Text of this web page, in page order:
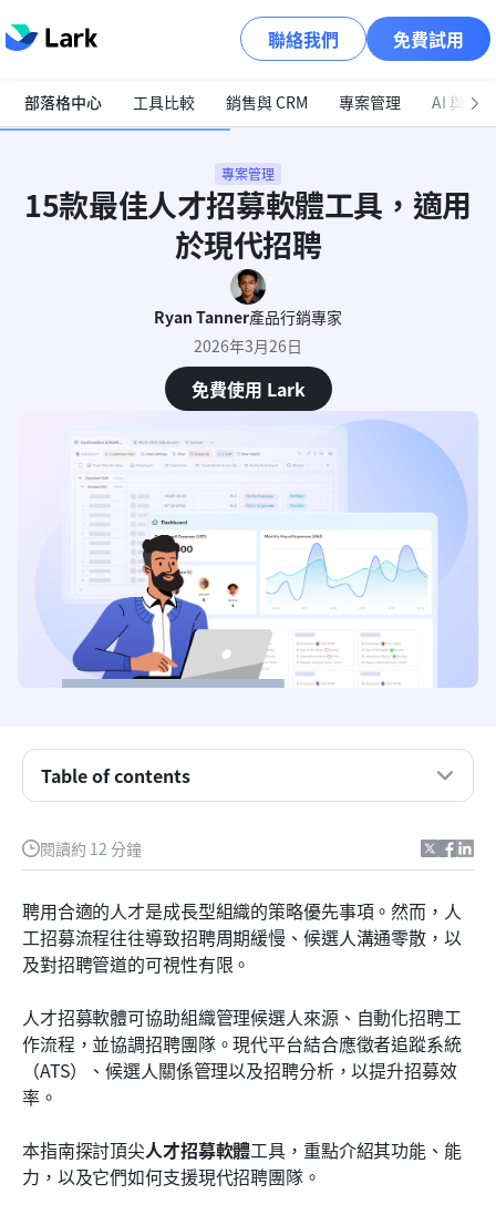
聯絡我們 免費試用
部落格中心 工具比較 銷售與 CRM 專案管理 AI 與自
專案管理
15款最佳人才招募軟體工具，適用
於現代招聘
Ryan Tanner產品行銷專家
2026年3月26日
免費使用 Lark
閱讀約 12 分鐘
聘用合適的人才是成長型組織的策略優先事項。然而，人
工招募流程往往導致招聘周期緩慢、候選人溝通零散，以
及對招聘管道的可視性有限。
人才招募軟體可協助組織管理候選人來源、自動化招聘工
作流程，並協調招聘團隊。現代平台結合應徵者追蹤系統
（ATS）、候選人關係管理以及招聘分析，以提升招募效
率。
本指南探討頂尖人才招募軟體工具，重點介紹其功能、能
力，以及它們如何支援現代招聘團隊。
Table of contents
重點摘要：五個最佳的人才招募軟體平台
概述：前五大人才招募軟體
什麼是人才招募軟體？
為何組織採用人才招募軟體
人才招募軟體的主要功能
15 個供招聘團隊進行人才招募的平台
如何選擇合適的人才招募軟體
人才招募平台的新興趨勢
結論
常見問題
相關閱讀